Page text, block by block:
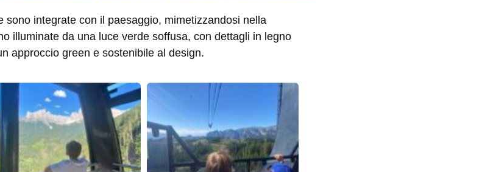
sono integrate con il paesaggio, mimetizzandosi nella
illuminate da una luce verde soffusa, con dettagli in legno
approccio green e sostenibile al design.